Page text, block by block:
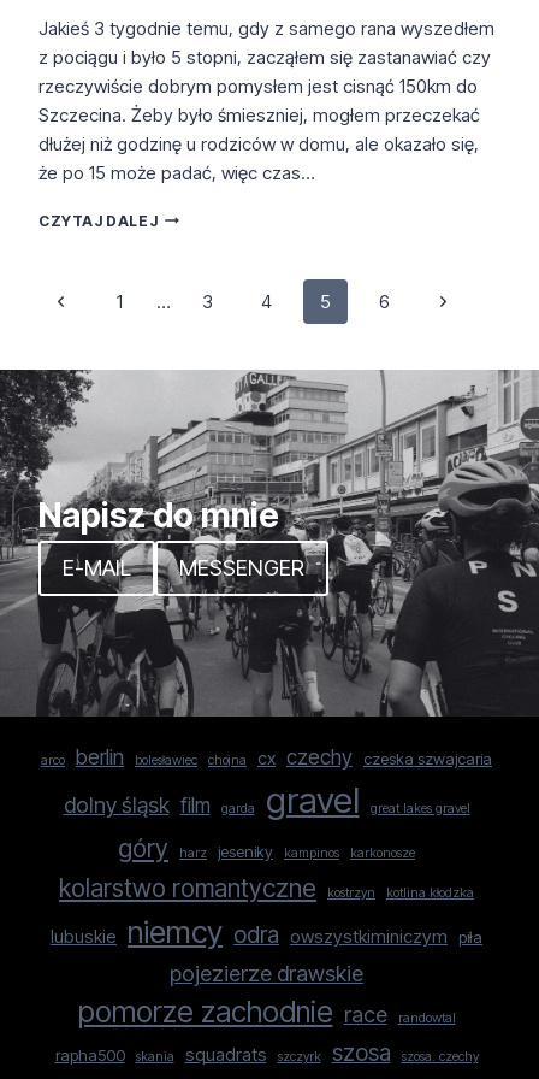
Jakieś 3 tygodnie temu, gdy z samego rana wyszedłem
z pociągu i było 5 stopni, zacząłem się zastanawiać czy
rzeczywiście dobrym pomysłem jest cisnąć 150km do
Szczecina. Żeby było śmieszniej, mogłem przeczekać
dłużej niż godzinę u rodziców w domu, ale okazało się,
że po 15 może padać, więc czas…
CZYTAJ DALEJSZCZECIN
Nawigacja
Poprzednia
1 … 3 4 5 6
Następna
Napisz do mnie
E-MAIL MESSENGER
arco berlin bolesławiec chojna cx czechy czeska szwajcaria
dolny śląsk film garda gravel great lakes gravel
góry harz jeseniky kampinos karkonosze
kolarstwo romantyczne kostrzyn kotlina kłodzka
lubuskie niemcy odra owszystkiminiczym piła
pojezierze drawskie
pomorze zachodnie race randowtal
rapha500 skania squadrats szczyrk szosa szosa. czechy